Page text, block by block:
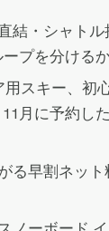
・シャト
プを分ける
スキー、
月に予約し
る早割ネッ